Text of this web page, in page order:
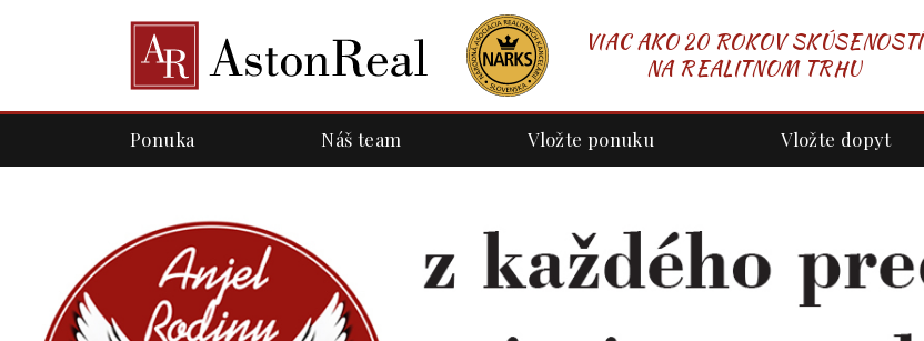
VIAC AKO 20 ROKOV SKÚSENOSTÍ
NA REALITNOM TRHU
Ponuka Náš team Vložte ponuku Vložte dopyt